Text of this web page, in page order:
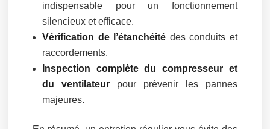
indispensable pour un fonctionnement
silencieux et efficace.
Vérification de l’étanchéité des conduits et
raccordements.
Inspection complète du compresseur et
du ventilateur pour prévenir les pannes
majeures.